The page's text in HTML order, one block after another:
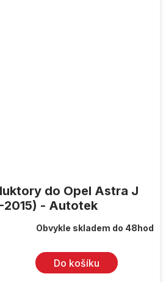
do Opel Astra J
- Autotek
Obvykle skladem do 48hod
Do košíku